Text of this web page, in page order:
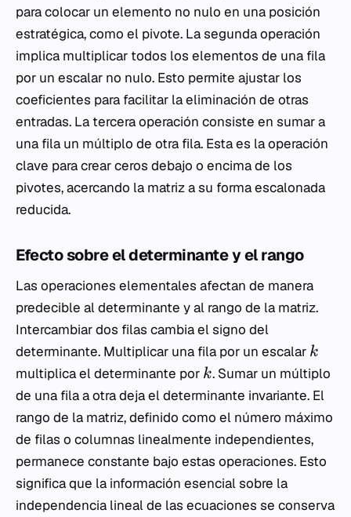
para colocar un elemento no nulo en una posición
estratégica, como el pivote. La segunda operación
implica multiplicar todos los elementos de una fila
por un escalar no nulo. Esto permite ajustar los
coeficientes para facilitar la eliminación de otras
entradas. La tercera operación consiste en sumar a
una fila un múltiplo de otra fila. Esta es la operación
clave para crear ceros debajo o encima de los
pivotes, acercando la matriz a su forma escalonada
reducida.
Efecto sobre el determinante y el rango
Las operaciones elementales afectan de manera
predecible al determinante y al rango de la matriz.
Intercambiar dos filas cambia el signo del
determinante. Multiplicar una fila por un escalar k
multiplica el determinante por k. Sumar un múltiplo
de una fila a otra deja el determinante invariante. El
rango de la matriz, definido como el número máximo
de filas o columnas linealmente independientes,
permanece constante bajo estas operaciones. Esto
significa que la información esencial sobre la
independencia lineal de las ecuaciones se conserva